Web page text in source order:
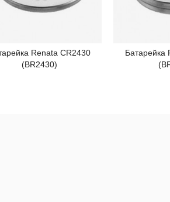
Подробнее
Renata CR2430
(BR2430)
Батарейка